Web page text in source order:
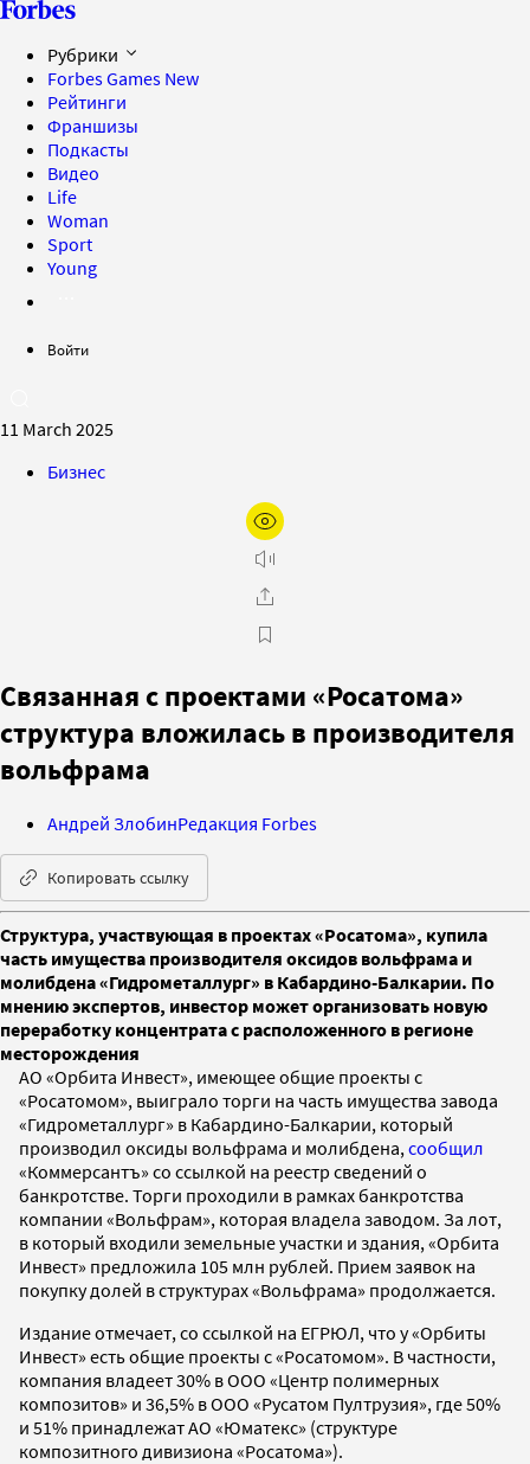
Рубрики
Forbes Games New
Рейтинги
Франшизы
Подкасты
Видео
Life
Woman
Sport
Young
Войти
11 March 2025
Бизнес
Связанная с проектами «Росатома»
структура вложилась в производителя
вольфрама
Андрей ЗлобинРедакция Forbes
Копировать ссылку
Структура, участвующая в проектах «Росатома», купила
часть имущества производителя оксидов вольфрама и
молибдена «Гидрометаллург» в Кабардино-Балкарии. По
мнению экспертов, инвестор может организовать новую
переработку концентрата с расположенного в регионе
месторождения
АО «Орбита Инвест», имеющее общие проекты с
«Росатомом», выиграло торги на часть имущества завода
«Гидрометаллург» в Кабардино-Балкарии, который
производил оксиды вольфрама и молибдена, сообщил
«Коммерсантъ» со ссылкой на реестр сведений о
банкротстве. Торги проходили в рамках банкротства
компании «Вольфрам», которая владела заводом. За лот,
в который входили земельные участки и здания, «Орбита
Инвест» предложила 105 млн рублей. Прием заявок на
покупку долей в структурах «Вольфрама» продолжается.
Издание отмечает, со ссылкой на ЕГРЮЛ, что у «Орбиты
Инвест» есть общие проекты с «Росатомом». В частности,
компания владеет 30% в ООО «Центр полимерных
композитов» и 36,5% в ООО «Русатом Пултрузия», где 50%
и 51% принадлежат АО «Юматекс» (структуре
композитного дивизиона «Росатома»).